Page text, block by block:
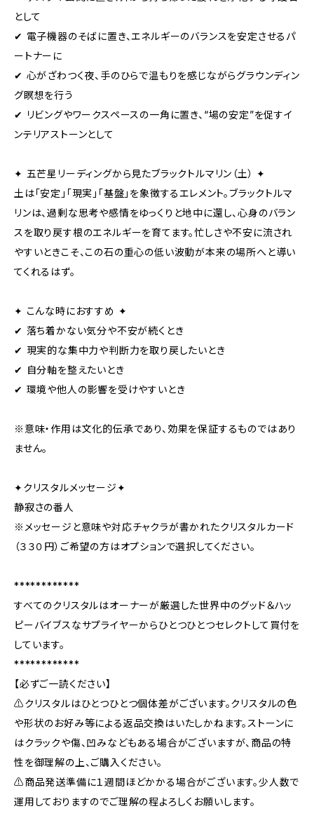
として
✔ 電子機器のそばに置き、エネルギーのバランスを安定させるパ
ートナーに
✔ 心がざわつく夜、手のひらで温もりを感じながらグラウンディン
グ瞑想を行う
✔ リビングやワークスペースの一角に置き、“場の安定”を促すイ
ンテリアストーンとして
✦ 五芒星リーディングから見たブラックトルマリン（土） ✦
土は「安定」「現実」「基盤」を象徴するエレメント。ブラックトルマ
リンは、過剰な思考や感情をゆっくりと地中に還し、心身のバラン
スを取り戻す根のエネルギーを育てます。忙しさや不安に流され
やすいときこそ、この石の重心の低い波動が本来の場所へと導い
てくれるはず。
✦ こんな時におすすめ ✦
✔ 落ち着かない気分や不安が続くとき
✔ 現実的な集中力や判断力を取り戻したいとき
✔ 自分軸を整えたいとき
✔ 環境や他人の影響を受けやすいとき
※意味・作用は文化的伝承であり、効果を保証するものではあり
ません。
✦クリスタルメッセージ✦
静寂さの番人
※メッセージと意味や対応チャクラが書かれたクリスタルカード
（３３０円）ご希望の方はオプションで選択してください。
************
すべてのクリスタルはオーナーが厳選した世界中のグッド＆ハッ
ピーバイブスなサプライヤーからひとつひとつセレクトして買付を
しています。
************
【必ずご一読ください】
⚠️クリスタルはひとつひとつ個体差がございます。クリスタルの色
や形状のお好み等による返品交換はいたしかねます。ストーンに
はクラックや傷、凹みなどもある場合がございますが、商品の特
性を御理解の上、ご購入ください。
⚠️商品発送準備に１週間ほどかかる場合がございます。少人数で
運用しておりますのでご理解の程よろしくお願いします。